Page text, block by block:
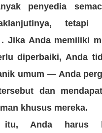
penyedia
Jika Anda memiliki
diperbaiki, Anda
umum — Anda
dan
khusus mereka.
itu, Anda harus